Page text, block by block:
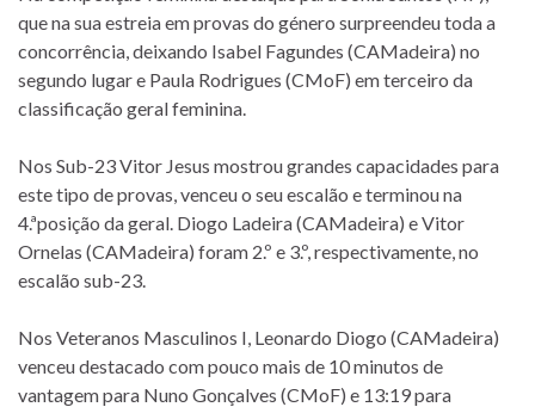
que na sua estreia em provas do género surpreendeu toda a
concorrência, deixando Isabel Fagundes (CAMadeira) no
segundo lugar e Paula Rodrigues (CMoF) em terceiro da
classificação geral feminina.
Nos Sub-23 Vitor Jesus mostrou grandes capacidades para
este tipo de provas, venceu o seu escalão e terminou na
4.ªposição da geral. Diogo Ladeira (CAMadeira) e Vitor
Ornelas (CAMadeira) foram 2.º e 3.º, respectivamente, no
escalão sub-23.
Nos Veteranos Masculinos I, Leonardo Diogo (CAMadeira)
venceu destacado com pouco mais de 10 minutos de
vantagem para Nuno Gonçalves (CMoF) e 13:19 para